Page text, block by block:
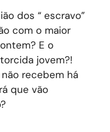
dos “ escravo”
com o maior
E o
jovem?!
recebem há
que vão